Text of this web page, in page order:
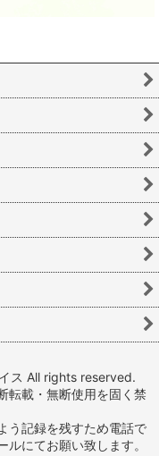
ス All rights reserved.
転載・無断使用を固く禁
う記録を残すため電話で
にてお願い致します。